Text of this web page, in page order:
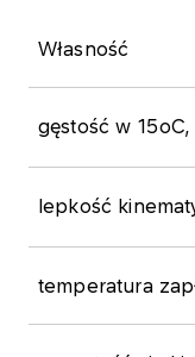
​Własność
​gęstość w
​lepkość
temperatura